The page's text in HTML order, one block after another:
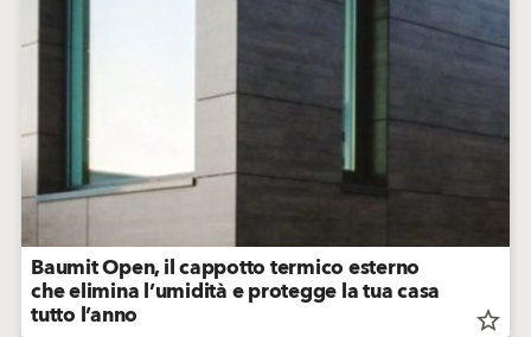
Baumit Open, il cappotto termico esterno
che elimina l’umidità e protegge la tua casa
tutto l’anno star_border